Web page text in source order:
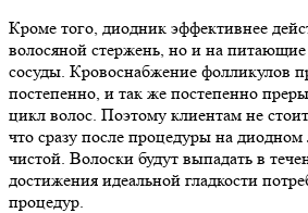
Кроме того, диодник эффективнее
волосяной стержень, но и на
сосуды. Кровоснабжение фолликулов
постепенно, и так же постепенно
цикл волос. Поэтому клиентам не
что сразу после процедуры на диодном
чистой. Волоски будут выпадать в
достижения идеальной гладкости
процедур.